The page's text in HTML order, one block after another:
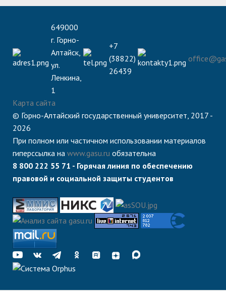
649000
г. Горно-
Алтайск,
ул.
Ленкина,
1
+7
(38822)
26439
Карта сайта
© Горно-Алтайский государственный университет, 2017 -
2026
При полном или частичном использовании материалов
гиперссылка на www.gasu.ru обязательна
8 800 222 55 71 - Горячая линия по обеспечению
правовой и социальной защиты студентов